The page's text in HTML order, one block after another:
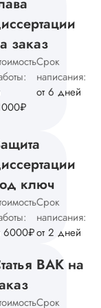
заказ
Срок
написания:
от 6 дней
ключ
6000₽
Срок
написания:
от 2 дней
ВАК на
Срок
компании: удобная
форма оплаты,
договор,
качество
работ. Недостатки
неудобный личный
иногда
Но
довольна.
Сергей Н.
Вид работы:
Докторская